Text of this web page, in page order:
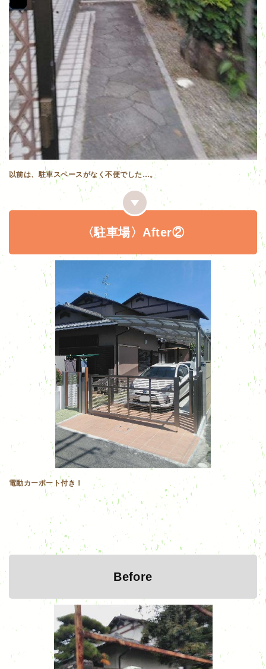
以前は、駐車スペースがなく不便でした…。
〈駐車場〉After②
電動カーポート付き！
Before